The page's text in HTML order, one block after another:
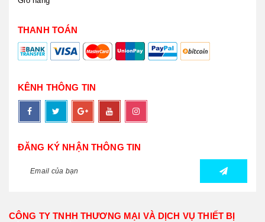
THANH TOÁN
KÊNH THÔNG TIN
ĐĂNG KÝ NHẬN THÔNG TIN
CÔNG TY TNHH THƯƠNG MẠI VÀ DỊCH VỤ THIẾT BỊ